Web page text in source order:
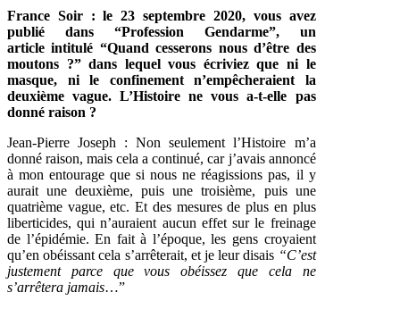
France Soir : le 23 septembre 2020, vous avez
publié dans “Profession Gendarme”, un
articleintitulé “Quand cesserons nous d’être des
moutons ?” dans lequel vous écriviez que ni le
masque, ni le confinement n’empêcheraient la
deuxième vague. L’Histoire ne vous a-t-elle pas
donné raison ?
Jean-Pierre Joseph : Non seulement l’Histoire m’a
donné raison, mais cela a continué, car j’avais annoncé
à mon entourage que si nous ne réagissions pas, il y
aurait une deuxième, puis une troisième, puis une
quatrième vague, etc. Et des mesures de plus en plus
liberticides, qui n’auraient aucun effet sur le freinage
de l’épidémie. En fait à l’époque, les gens croyaient
qu’en obéissant cela s’arrêterait, et je leur disais “C’est
justement parce que vous obéissez que cela ne
s’arrêtera jamais…”